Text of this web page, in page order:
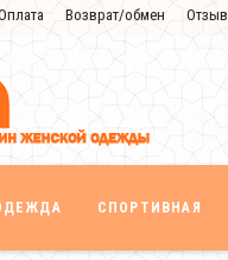
Возврат/обмен
СПОРТИВНАЯ